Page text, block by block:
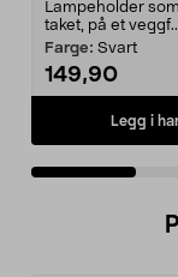
Lampeholder
taket, på et
Farge: Svart
149,90
Legg i